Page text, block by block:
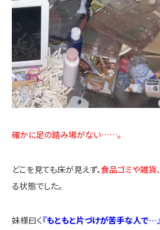
確かに足の踏み場がない……。
どこを見ても床が見えず、食品ゴミや雑貨
る状態でした。
妹様曰く『もともと片づけが苦手な人で…』